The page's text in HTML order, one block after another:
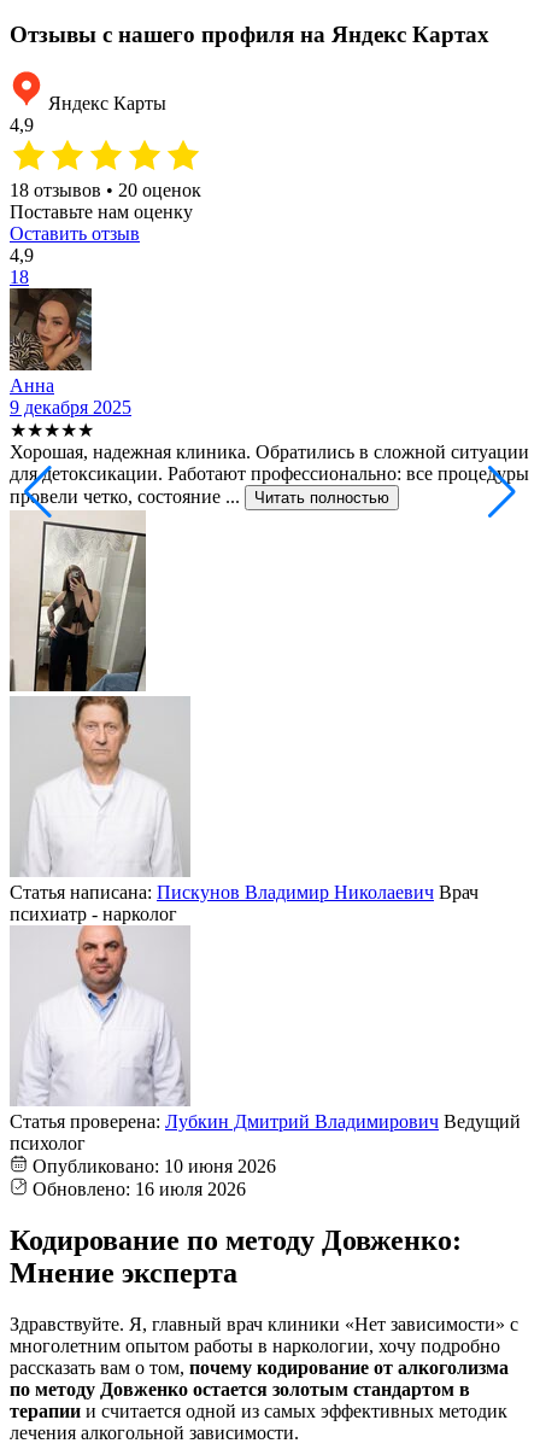
Отзывы с нашего профиля на Яндекс Картах
Яндекс Карты
4,9
18 отзывов • 20 оценок
Поставьте нам оценку
Оставить отзыв
4,9
18
Анна
9 декабря 2025
★★★★★
Хорошая, надежная клиника. Обратились в сложной ситуации
для детоксикации. Работают профессионально: все процедуры
провели четко, состояние ...
Читать полностью
Статья написана: Пискунов Владимир Николаевич Врач
психиатр - нарколог
Статья проверена: Лубкин Дмитрий Владимирович Ведущий
психолог
Опубликовано: 10 июня 2026
Обновлено: 16 июля 2026
Кодирование по методу Довженко:
Мнение эксперта
Здравствуйте. Я, главный врач клиники «Нет зависимости» с
многолетним опытом работы в наркологии, хочу подробно
рассказать вам о том, почему кодирование от алкоголизма
по методу Довженко остается золотым стандартом в
терапии и считается одной из самых эффективных методик
лечения алкогольной зависимости.